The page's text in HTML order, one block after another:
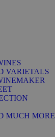
VARIETALS
MUCH MORE